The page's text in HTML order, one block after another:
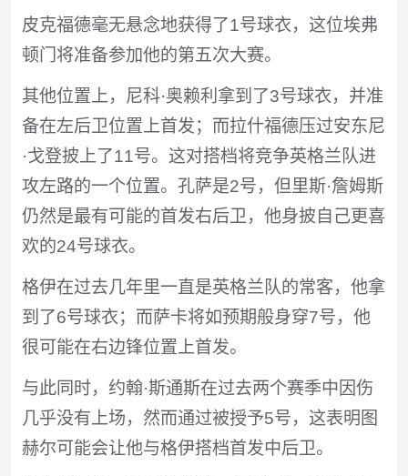
皮克福德毫无悬念地获得了1号球衣，这位埃弗
顿门将准备参加他的第五次大赛。
其他位置上，尼科·奥赖利拿到了3号球衣，并准
备在左后卫位置上首发；而拉什福德压过安东尼
·戈登披上了11号。这对搭档将竞争英格兰队进
攻左路的一个位置。孔萨是2号，但里斯·詹姆斯
仍然是最有可能的首发右后卫，他身披自己更喜
欢的24号球衣。
格伊在过去几年里一直是英格兰队的常客，他拿
到了6号球衣；而萨卡将如预期般身穿7号，他
很可能在右边锋位置上首发。
与此同时，约翰·斯通斯在过去两个赛季中因伤
几乎没有上场，然而通过被授予5号，这表明图
赫尔可能会让他与格伊搭档首发中后卫。